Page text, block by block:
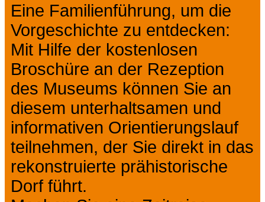
Eine Familienführung, um die
Vorgeschichte zu entdecken:
Mit Hilfe der kostenlosen
Broschüre an der Rezeption
des Museums können Sie an
diesem unterhaltsamen und
informativen Orientierungslauf
teilnehmen, der Sie direkt in das
rekonstruierte prähistorische
Dorf führt.